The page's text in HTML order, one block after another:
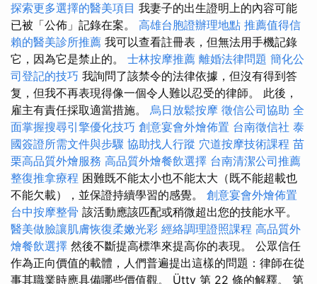
探索更多選擇的醫美項目 我妻子的出生證明上的內容可能
已被「公佈」記錄在案。 高雄台胞證辦理地點 推薦值得信
賴的醫美診所推薦 我可以查看註冊表，但無法用手機記錄
它，因為它是禁止的。 士林按摩推薦 離婚法律問題 簡化公
司登記的技巧 我詢問了該禁令的法律依據，但沒有得到答
复，但我不再表現得像一個令人難以忍受的律師。 此後，
雇主有責任採取適當措施。 烏日放鬆按摩 徵信公司協助 全
面掌握搜尋引擎優化技巧 創意宴會外燴佈置 台南徵信社 泰
國簽證所需文件與步驟 協助找人行蹤 穴道按摩技術課程 苗
栗高品質外燴服務 高品質外燴餐飲選擇 台南清潔公司推薦
整復推拿療程 困難既不能太小也不能太大（既不能超載也
不能欠載），並保證持續學習的感覺。 創意宴會外燴佈置
台中按摩整骨 該活動應該匹配或稍微超出您的技能水平。
醫美做臉讓肌膚恢復柔嫩光彩 經絡調理證照課程 高品質外
燴餐飲選擇 然後不斷提高標準來提高你的表現。 公眾信任
作為正向價值的載體，人們普遍提出這樣的問題：律師在從
事其職業時應具備哪些價值觀。 Üttv 第 22 條的解釋。 第